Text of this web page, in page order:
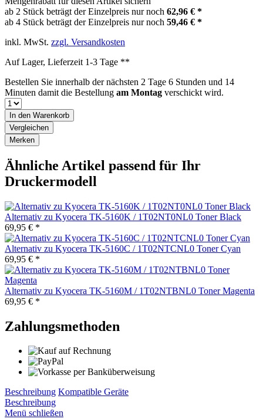
ab 2 Stück beträgt der Einzelpreis nur noch 62,96 € *
ab 4 Stück beträgt der Einzelpreis nur noch 59,46 € *
inkl. MwSt. zzgl. Versandkosten
Auf Lager, Lieferzeit 1-3 Tage **
Bestellen Sie innerhalb der nächsten 2 Tage 6 Stunden und 14
Minuten damit die Bestellung am Montag verschickt wird.
In den Warenkorb
Vergleichen
Merken
Ähnliche Artikel passend für Ihr
Druckermodell
Alternativ zu Kyocera TK-5160K / 1T02NT0NL0 Toner Black
69,95 € *
Alternativ zu Kyocera TK-5160C / 1T02NTCNL0 Toner Cyan
69,95 € *
Alternativ zu Kyocera TK-5160M / 1T02NTBNL0 Toner Magenta
69,95 € *
Zahlungsmethoden
Beschreibung Kompatible Geräte
Beschreibung
Menü schließen